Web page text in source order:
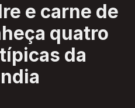
e carne de
quatro
da